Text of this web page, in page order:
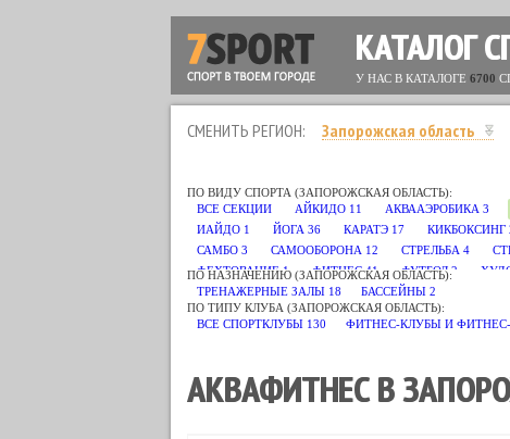
КАТАЛОГ
У НАС В КАТАЛОГЕ 6700
СМЕНИТЬ РЕГИОН: Запорожская область
ПО ВИДУ СПОРТА (ЗАПОРОЖСКАЯ ОБЛАСТЬ):
ВСЕ СЕКЦИИ
АЙКИДО 11 АКВААЭРОБИКА 3
ИАЙДО 1 ЙОГА 36 КАРАТЭ 17 КИКБОКСИНГ
САМБО 3 САМООБОРОНА 12 СТРЕЛЬБА 4
ФЕХТОВАНИЕ 1 ФИТНЕС 41 ФУТБОЛ 2
ПО НАЗНАЧЕНИЮ (ЗАПОРОЖСКАЯ ОБЛАСТЬ):
ТРЕНАЖЕРНЫЕ ЗАЛЫ 18 БАССЕЙНЫ 2
ПО ТИПУ КЛУБА (ЗАПОРОЖСКАЯ ОБЛАСТЬ):
ВСЕ СПОРТКЛУБЫ 130 ФИТНЕС-КЛУБЫ И
АКВАФИТНЕС В